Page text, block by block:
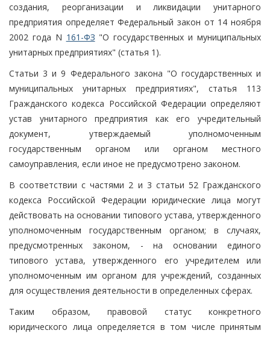
создания, реорганизации и ликвидации унитарного
предприятия определяет Федеральный закон от 14 ноября
2002 года N 161-ФЗ "О государственных и муниципальных
унитарных предприятиях" (статья 1).
Статьи 3 и 9 Федерального закона "О государственных и
муниципальных унитарных предприятиях", статья 113
Гражданского кодекса Российской Федерации определяют
устав унитарного предприятия как его учредительный
документ, утверждаемый уполномоченным
государственным органом или органом местного
самоуправления, если иное не предусмотрено законом.
В соответствии с частями 2 и 3 статьи 52 Гражданского
кодекса Российской Федерации юридические лица могут
действовать на основании типового устава, утвержденного
уполномоченным государственным органом; в случаях,
предусмотренных законом, - на основании единого
типового устава, утвержденного его учредителем или
уполномоченным им органом для учреждений, созданных
для осуществления деятельности в определенных сферах.
Таким образом, правовой статус конкретного
юридического лица определяется в том числе принятым